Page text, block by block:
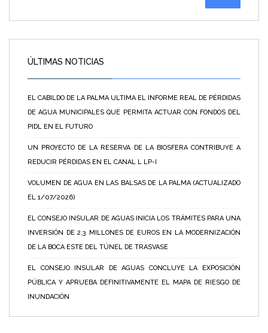
ÚLTIMAS NOTICIAS
EL CABILDO DE LA PALMA ULTIMA EL INFORME REAL DE PÉRDIDAS
DE AGUA MUNICIPALES QUE PERMITA ACTUAR CON FONDOS DEL
PIDL EN EL FUTURO
UN PROYECTO DE LA RESERVA DE LA BIOSFERA CONTRIBUYE A
REDUCIR PÉRDIDAS EN EL CANAL L LP-I
VOLUMEN DE AGUA EN LAS BALSAS DE LA PALMA (ACTUALIZADO
EL 1/07/2026)
EL CONSEJO INSULAR DE AGUAS INICIA LOS TRÁMITES PARA UNA
INVERSIÓN DE 2,3 MILLONES DE EUROS EN LA MODERNIZACIÓN
DE LA BOCA ESTE DEL TÚNEL DE TRASVASE
EL CONSEJO INSULAR DE AGUAS CONCLUYE LA EXPOSICIÓN
PÚBLICA Y APRUEBA DEFINITIVAMENTE EL MAPA DE RIESGO DE
INUNDACIÓN